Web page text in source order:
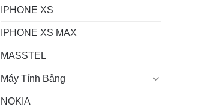
IPHONE XS
IPHONE XS MAX
MASSTEL
Máy Tính Bảng
NOKIA